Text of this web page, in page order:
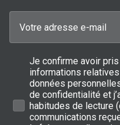
Je confirme avoir
informations
données
de confidentialité et
habitudes de lecture
communications